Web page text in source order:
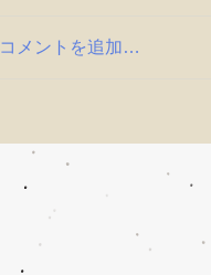
コメントを追加…